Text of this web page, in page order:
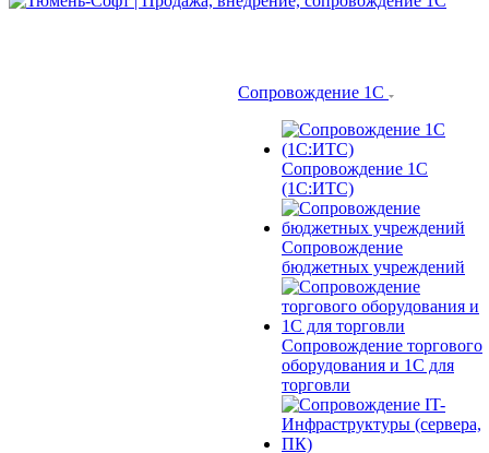
Сопровождение 1С
Сопровождение 1С
(1С:ИТС)
Сопровождение
бюджетных учреждений
Сопровождение торгового
оборудования и 1С для
торговли